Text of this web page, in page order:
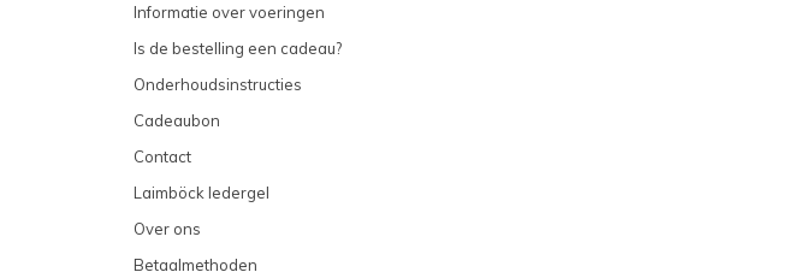
Informatie over voeringen
Is de bestelling een cadeau?
Onderhoudsinstructies
Cadeaubon
Contact
Laimböck ledergel
Over ons
Betaalmethoden